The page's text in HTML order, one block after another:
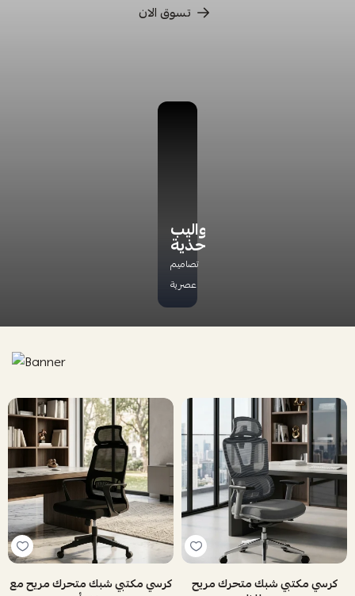
تسوق الان
دواليب
أحذية
تصاميم
عصرية
كرسي مكتبي شبك متحرك مريح مع كرسي مكتبي شبك متحرك مريح